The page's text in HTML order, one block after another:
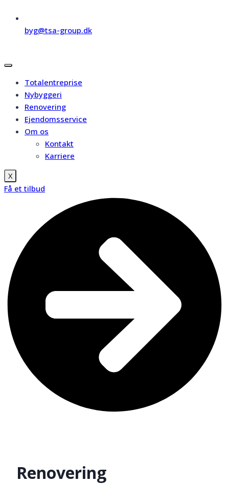
byg@tsa-group.dk
Totalentreprise
Nybyggeri
Renovering
Ejendomsservice
Om os
Kontakt
Karriere
X
Få et tilbud
Renovering